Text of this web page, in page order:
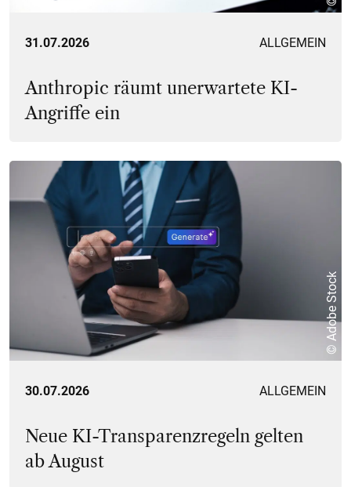
31.07.2026 ALLGEMEIN
Anthropic räumt unerwartete KI-
Angriffe ein
© Adobe Stock
30.07.2026 ALLGEMEIN
Neue KI-Transparenzregeln gelten
ab August